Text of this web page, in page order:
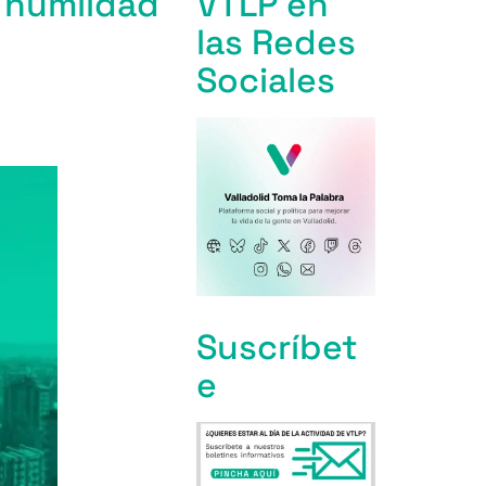
las Redes
Sociales
Suscríbet
e